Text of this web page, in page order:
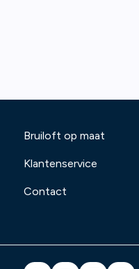
Bruiloft op maat
Klantenservice
Contact